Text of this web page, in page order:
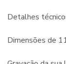
Detalhes
Dimensões de